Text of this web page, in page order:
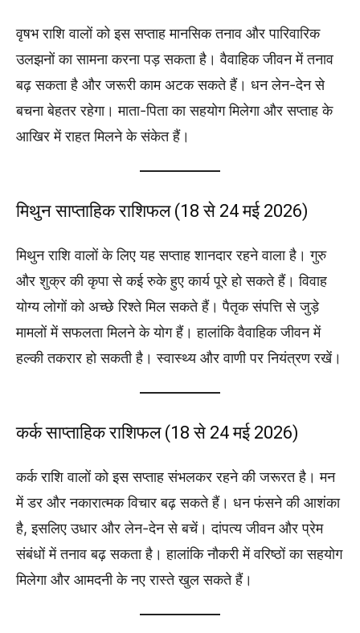
वृषभ राशि वालों को इस सप्ताह मानसिक तनाव और पारिवारिक
उलझनों का सामना करना पड़ सकता है। वैवाहिक जीवन में तनाव
बढ़ सकता है और जरूरी काम अटक सकते हैं। धन लेन-देन से
बचना बेहतर रहेगा। माता-पिता का सहयोग मिलेगा और सप्ताह के
आखिर में राहत मिलने के संकेत हैं।
मिथुन साप्ताहिक राशिफल (18 से 24 मई 2026)
मिथुन राशि वालों के लिए यह सप्ताह शानदार रहने वाला है। गुरु
और शुक्र की कृपा से कई रुके हुए कार्य पूरे हो सकते हैं। विवाह
योग्य लोगों को अच्छे रिश्ते मिल सकते हैं। पैतृक संपत्ति से जुड़े
मामलों में सफलता मिलने के योग हैं। हालांकि वैवाहिक जीवन में
हल्की तकरार हो सकती है। स्वास्थ्य और वाणी पर नियंत्रण रखें।
कर्क साप्ताहिक राशिफल (18 से 24 मई 2026)
कर्क राशि वालों को इस सप्ताह संभलकर रहने की जरूरत है। मन
में डर और नकारात्मक विचार बढ़ सकते हैं। धन फंसने की आशंका
है, इसलिए उधार और लेन-देन से बचें। दांपत्य जीवन और प्रेम
संबंधों में तनाव बढ़ सकता है। हालांकि नौकरी में वरिष्ठों का सहयोग
मिलेगा और आमदनी के नए रास्ते खुल सकते हैं।